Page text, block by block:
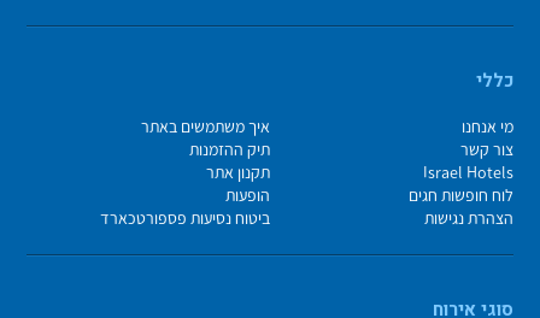
כללי
מי אנחנו
איך משתמשים באתר
צור קשר
תיק ההזמנות
Israel Hotels
תקנון אתר
לוח חופשות חגים
הופעות
הצהרת נגישות
ביטוח נסיעות פספורטכארד
סוגי אירוח